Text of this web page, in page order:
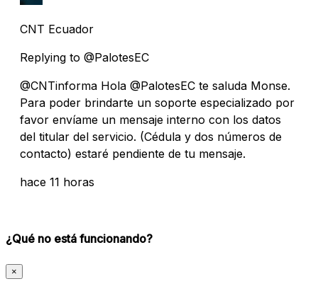
CNT Ecuador
Replying to @PalotesEC
@CNTinforma Hola @PalotesEC te saluda Monse.
Para poder brindarte un soporte especializado por
favor envíame un mensaje interno con los datos
del titular del servicio. (Cédula y dos números de
contacto) estaré pendiente de tu mensaje.
hace 11 horas
¿Qué no está funcionando?
×